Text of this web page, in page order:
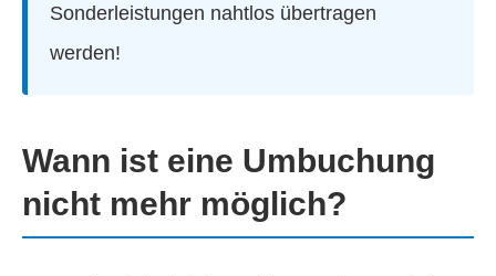
Sonderleistungen nahtlos übertragen
werden!
Wann ist eine Umbuchung
nicht mehr möglich?